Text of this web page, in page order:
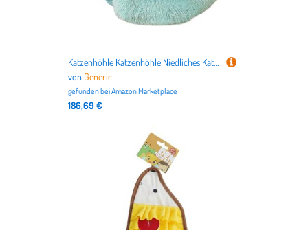
Katzenhöhle Katzenhöhle Niedliches Katzenbett mit Katzenohren Katzenohren Katzenhöhle Kuschelig Kuschelhöhle Kuschelhöhle Kuschelhöhle für Katzen Kleine Hunde Indoor
von Generic
gefunden beiAmazon Marketplace
186,69 €